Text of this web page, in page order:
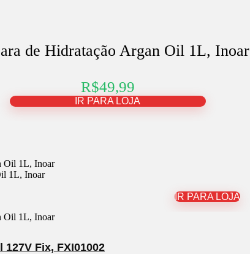
de Hidratação Argan Oil 1L, Inoar
R$49,99
IR PARA LOJA
1L, Inoar
IR PARA LOJA
Fix, FXI01002